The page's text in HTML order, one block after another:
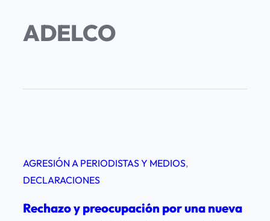
ADELCO
AGRESIÓN A PERIODISTAS Y MEDIOS
DECLARACIONES
Rechazo y preocupación por una nueva